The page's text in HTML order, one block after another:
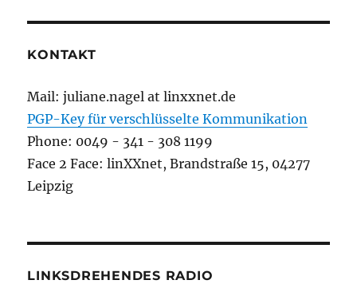
KONTAKT
Mail: juliane.nagel at linxxnet.de
PGP-Key für verschlüsselte Kommunikation
Phone: 0049 - 341 - 308 1199
Face 2 Face: linXXnet, Brandstraße 15, 04277
Leipzig
LINKSDREHENDES RADIO